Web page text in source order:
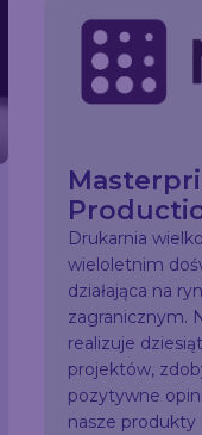
Drukarnia
wieloletnim
działająca na
zagranicznym.
realizuje
projektów,
pozytywne
nasze